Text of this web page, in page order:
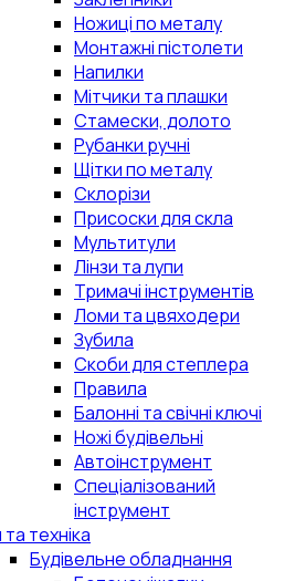
Ножиці по металу
Монтажні пістолети
Напилки
Мітчики та плашки
Стамески, долото
Рубанки ручні
Щітки по металу
Склорізи
Присоски для скла
Мультитули
Лінзи та лупи
Тримачі інструментів
Ломи та цвяходери
Зубила
Скоби для степлера
Правила
Балонні та свічні ключі
Ножі будівельні
Автоінструмент
Спеціалізований
інструмент
техніка
Будівельне обладнання